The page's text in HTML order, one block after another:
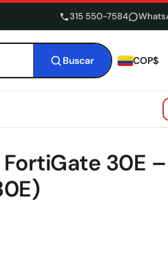
315 550-7584
Buscar COP$
30E